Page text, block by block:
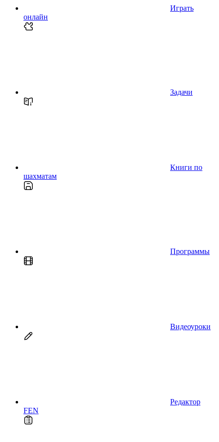
Играть
онлайн
Задачи
Книги по
шахматам
Программы
Видеоуроки
Редактор
FEN